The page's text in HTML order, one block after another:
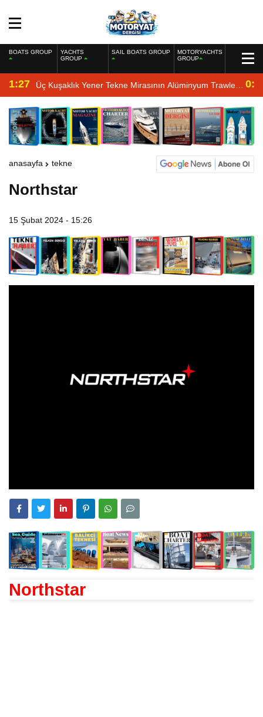
BOATS GROUP
YACHTS
GROUP
SAIL BOATS GROUP
MOTORYACHTS
GROUP
1:27 Üç Kuşaklık Yener Tekne Mirasının Alüminyum Trawler
Yorumu
anasayfa tekne
Northstar
15 Şubat 2024 - 15:26
Northstar